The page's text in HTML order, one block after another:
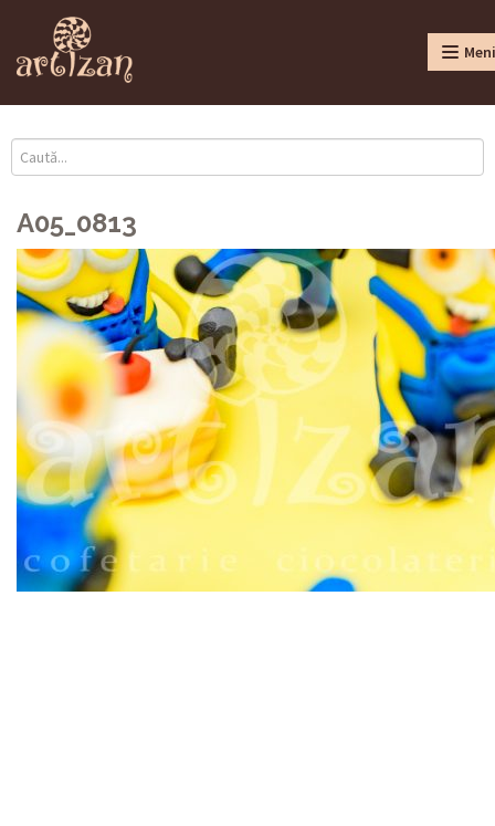
A05_0813